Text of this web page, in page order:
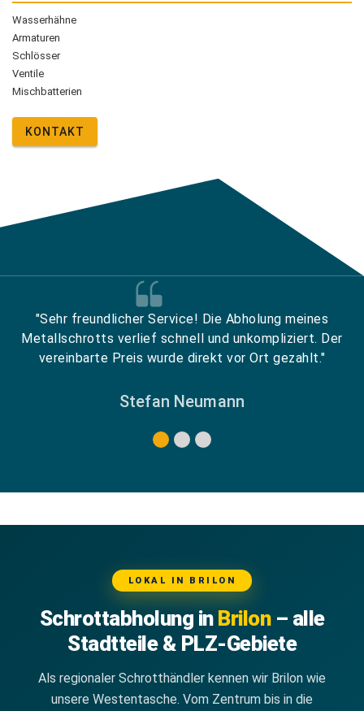
Wasserhähne
Armaturen
Schlösser
Ventile
Mischbatterien
KONTAKT
"Sehr freundlicher Service! Die Abholung meines
Metallschrotts verlief schnell und unkompliziert. Der
vereinbarte Preis wurde direkt vor Ort gezahlt."
Stefan Neumann
LOKAL IN BRILON
Schrottabholung in Brilon– alle
Stadtteile & PLZ-Gebiete
Als regionaler Schrotthändler kennen wir Brilon wie
unsere Westentasche. Vom Zentrum bis in die